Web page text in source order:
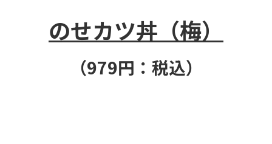
のせカツ丼（梅）
（979円：税込）